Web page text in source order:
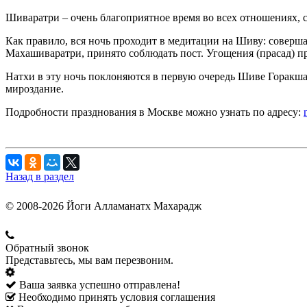
Шиваратри – очень благоприятное время во всех
Как правило, вся ночь проходит в медитации на Шиву:
Махашиваратри, принято соблюдать пост. Угощения (прасад)
Натхи в эту ночь поклоняются в первую очередь Шиве
мироздание.
Подробности празднования в Москве можно узнать по адресу:
Назад в раздел
© 2008-2026 Йоги Алламанатх Махарадж
Обратный звонок
Представьтесь, мы вам перезвоним.
Ваша заявка успешно отправлена!
Необходимо принять условия соглашения